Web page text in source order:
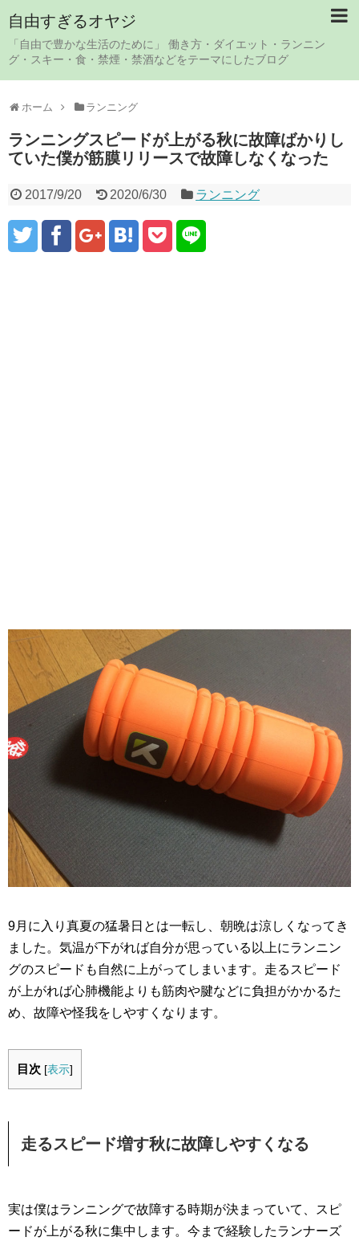
自由すぎるオヤジ
「自由で豊かな生活のために」 働き方・ダイエット・ランニン
グ・スキー・食・禁煙・禁酒などをテーマにしたブログ
ホーム ランニング
ランニングスピードが上がる秋に故障ばかりし
ていた僕が筋膜リリースで故障しなくなった
2017/9/20 2020/6/30 ランニング
9月に入り真夏の猛暑日とは一転し、朝晩は涼しくなってき
ました。気温が下がれば自分が思っている以上にランニン
グのスピードも自然に上がってしまいます。走るスピード
が上がれば心肺機能よりも筋肉や腱などに負担がかかるた
め、故障や怪我をしやすくなります。
目次 [表示]
走るスピード増す秋に故障しやすくなる
実は僕はランニングで故障する時期が決まっていて、スピ
ードが上がる秋に集中します。今まで経験したランナーズ